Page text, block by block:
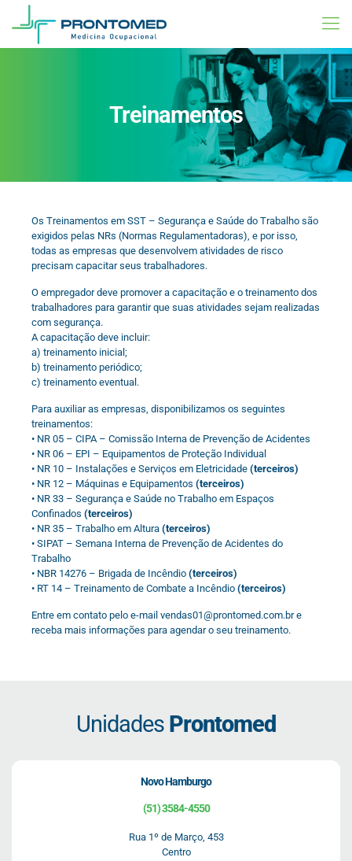
Treinamentos
Os Treinamentos em SST – Segurança e Saúde do Trabalho são
exigidos pelas NRs (Normas Regulamentadoras), e por isso,
todas as empresas que desenvolvem atividades de risco
precisam capacitar seus trabalhadores.
O empregador deve promover a capacitação e o treinamento dos
trabalhadores para garantir que suas atividades sejam realizadas
com segurança.
A capacitação deve incluir:
a) treinamento inicial;
b) treinamento periódico;
c) treinamento eventual.
Para auxiliar as empresas, disponibilizamos os seguintes
treinamentos:
• NR 05 – CIPA – Comissão Interna de Prevenção de Acidentes
• NR 06 – EPI – Equipamentos de Proteção Individual
• NR 10 – Instalações e Serviços em Eletricidade (terceiros)
• NR 12 – Máquinas e Equipamentos (terceiros)
• NR 33 – Segurança e Saúde no Trabalho em Espaços
Confinados (terceiros)
• NR 35 – Trabalho em Altura (terceiros)
• SIPAT – Semana Interna de Prevenção de Acidentes do
Trabalho
• NBR 14276 – Brigada de Incêndio (terceiros)
• RT 14 – Treinamento de Combate a Incêndio (terceiros)
Entre em contato pelo e-mail vendas01@prontomed.com.br e
receba mais informações para agendar o seu treinamento.
Unidades Prontomed
Novo Hamburgo
(51) 3584-4550
Rua 1º de Março, 453
Centro